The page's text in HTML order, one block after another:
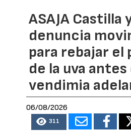
ASAJA Castilla
denuncia
para rebajar el
de la uva antes
vendimia
06/08/2026
311